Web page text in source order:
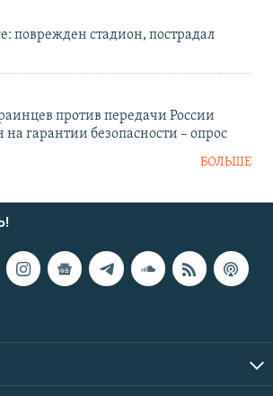
поврежден стадион, пострадал
против передачи России
на гарантии безопасности – опрос
БОЛЬШЕ